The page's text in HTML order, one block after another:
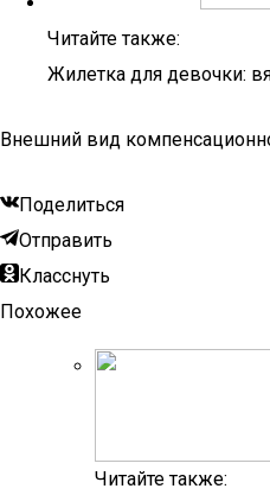
Читайте также:
Жилетка для девочки:
Внешний вид
Поделиться
Отправить
Класснуть
Похожее
Читайте также: